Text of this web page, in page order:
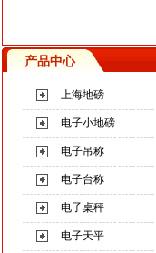
产品中心
上海地磅
电子小地磅
电子吊称
电子台称
电子桌秤
电子天平